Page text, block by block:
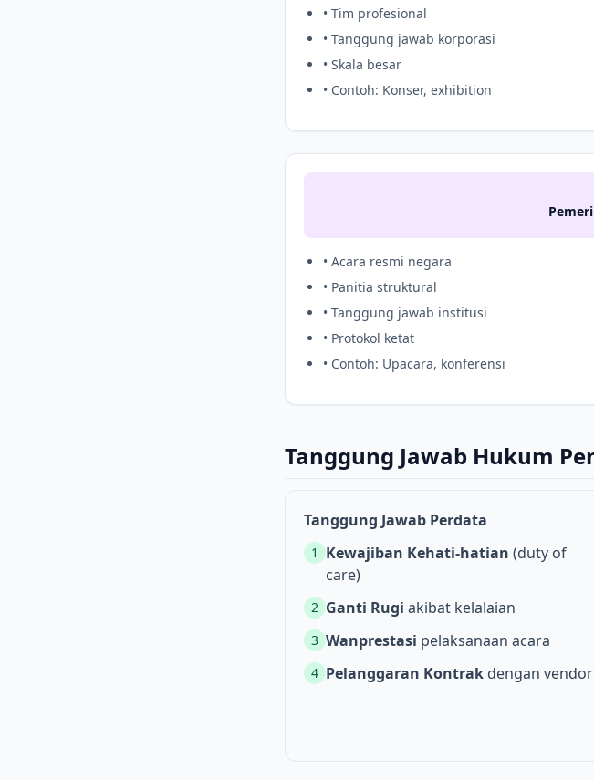
• Tim profesional
• Tanggung jawab korporasi
• Skala besar
• Contoh: Konser, exhibition
• Acara resmi negara
• Panitia struktural
• Tanggung jawab institusi
• Protokol ketat
• Contoh: Upacara, konferensi
Tanggung Jawab Hukum
Tanggung Jawab Perdata
1 Kewajiban Kehati-hatian (duty of
care)
2 Ganti Rugi akibat kelalaian
3 Wanprestasi pelaksanaan acara
4 Pelanggaran Kontrak dengan vendor